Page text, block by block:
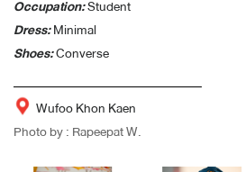
Occupation:Student
Dress:Minimal
Shoes:Converse
Wufoo Khon Kaen
Photo by : Rapeepat W.